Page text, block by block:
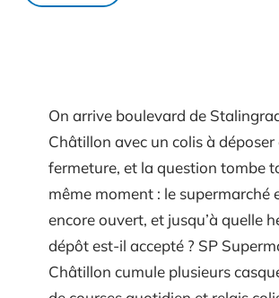
On arrive boulevard de
Châtillon avec un colis à
fermeture, et la question tombe
même moment : le supermarché
encore ouvert, et jusqu’à quelle
dépôt est-il accepté ? SP
Châtillon cumule plusieurs